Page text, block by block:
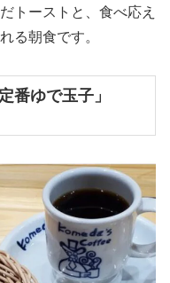
トーストと、食べ応え
る朝食です。
番ゆで玉子」